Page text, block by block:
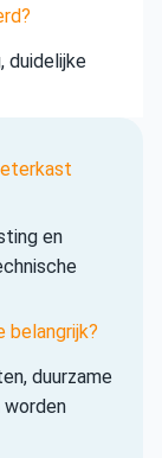
duidelijke
en
belangrijk?
duurzame